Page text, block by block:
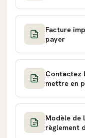
Facture
payer
Contactez
mettre en
Modèle de
règlement